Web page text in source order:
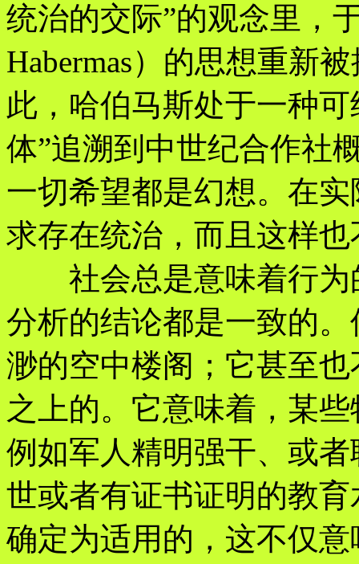
统治的交际”的观念里，
Habermas）的思想重新
此，哈伯马斯处于一种
体”追溯到中世纪合作社
一切希望都是幻想。在
求存在统治，而且这样也
社会总是意味着行为
分析的结论都是一致的
渺的空中楼阁；它甚至
之上的。它意味着，某
例如军人精明强干、或
世或者有证书证明的教
确定为适用的，这不仅